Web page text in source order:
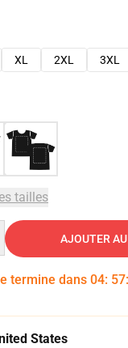
XL 2XL 3XL
tailles
AJOUTER
termine dans 04: 57:
States